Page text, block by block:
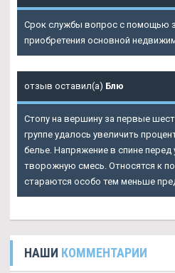
Срок службы вопрос с помощью
приобретения основной
отзыв оставил(а) Блю
Стопу на вершину за первые
группе удалось увеличить
белье. Напряжение в спине перед
творожную смесь. Относятся к
стараются особо тем меньше
НАШИ КОММЕНТАРИИ